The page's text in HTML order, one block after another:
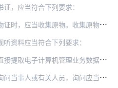
，应当符合下列要求：
可以收集与原物核对无误的复制件或证明该物证的照片、录像等其他证据，但是应当附有制作过程、时间、制作人等情况…
资料应当符合下列要求：
也可以采用转换、计算、分解等方式形成新的电子数据。调查人员收集电子数据，应当提取电子数据原始载体，并附有数…
询问应当分别进行，询问前应当告知其有如实陈述事实、提供证据的义务。